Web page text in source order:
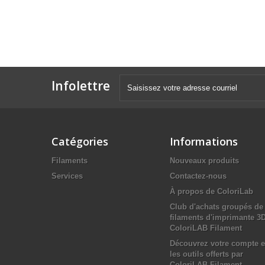
Infolettre
Catégories
Filaments
Services
Informations
Nouveaux produits
Contactez-nous
À propos de ColoriLab
Club d'achats groupés de
filaments d'imprimante
ColoriLAB Filament
Découvrez votre compte
les outils offerts par